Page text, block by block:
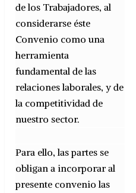
de los Trabajadores, al
considerarse éste
Convenio como una
herramienta
fundamental de las
relaciones laborales, y de
la competitividad de
nuestro sector.
Para ello, las partes se
obligan a incorporar al
presente convenio las